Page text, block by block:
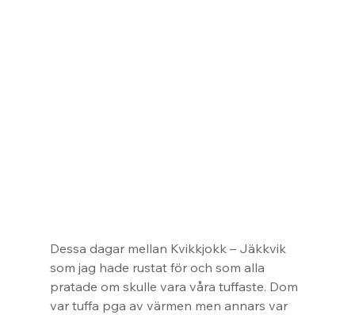
Dessa dagar mellan Kvikkjokk – Jäkkvik
som jag hade rustat för och som alla
pratade om skulle vara våra tuffaste. Dom
var tuffa pga av värmen men annars var